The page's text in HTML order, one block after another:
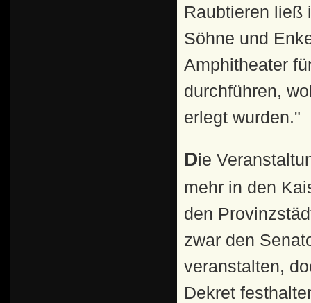
Raubtieren ließ
Söhne und
Amphitheater
durchführen,
erlegt wurden."
Die Veranstaltung von Gladiatorenkämpfen wurde immer
mehr in den
den
zwar den
veranstalten,
Dekret